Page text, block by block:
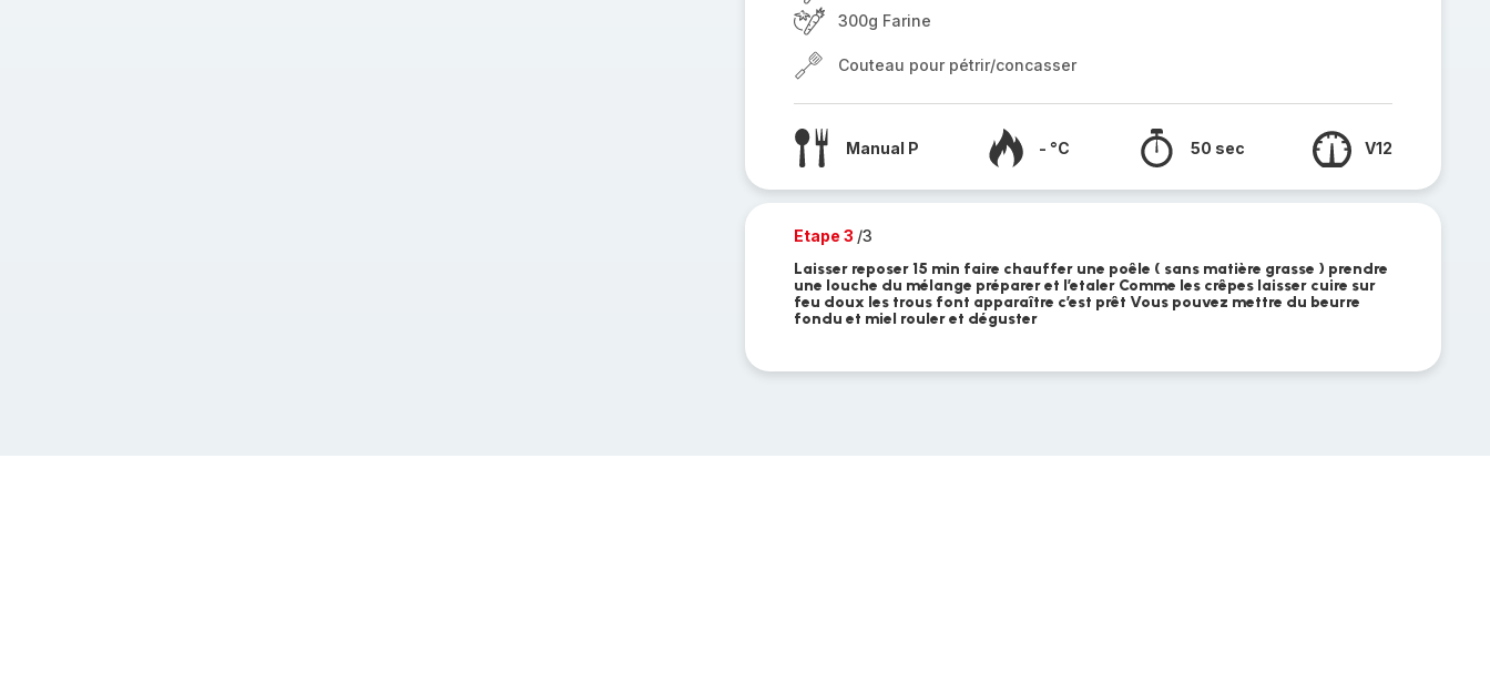
300g Farine
Couteau pour pétrir/concasser
Manual P - °C 50 sec V12
Etape 3 /3
Laisser reposer 15 min faire chauffer une poêle ( sans matière grasse ) prendre
une louche du mélange préparer et l’etaler Comme les crêpes laisser cuire sur
feu doux les trous font apparaître c’est prêt Vous pouvez mettre du beurre
fondu et miel rouler et déguster